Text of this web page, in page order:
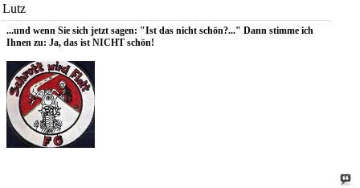
Lutz
...und wenn Sie sich jetzt sagen: "Ist das nicht schön?..." Dann stimme ich
Ihnen zu: Ja, das ist NICHT schön!